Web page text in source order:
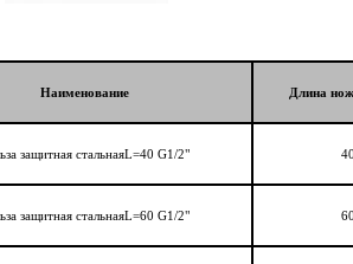
Наименование Длина
защитная стальнаяL=40 G1/2" 40
защитная стальнаяL=60 G1/2" 60